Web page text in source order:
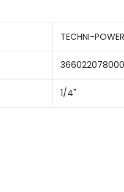
TECHNI-POWER
1/4"